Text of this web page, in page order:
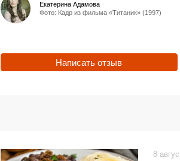
Фото: Кадр из фильма «Титаник» (1997)
Екатерина Адамова
Написать отзыв
8